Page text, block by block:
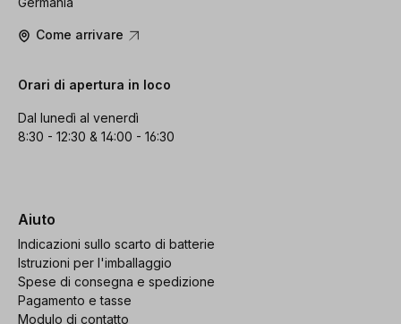
Come arrivare
Orari di apertura in loco
Dal lunedì al venerdì
8:30 - 12:30 & 14:00 - 16:30
Aiuto
Indicazioni sullo scarto di batterie
Istruzioni per l'imballaggio
Spese di consegna e spedizione
Pagamento e tasse
Modulo di contatto